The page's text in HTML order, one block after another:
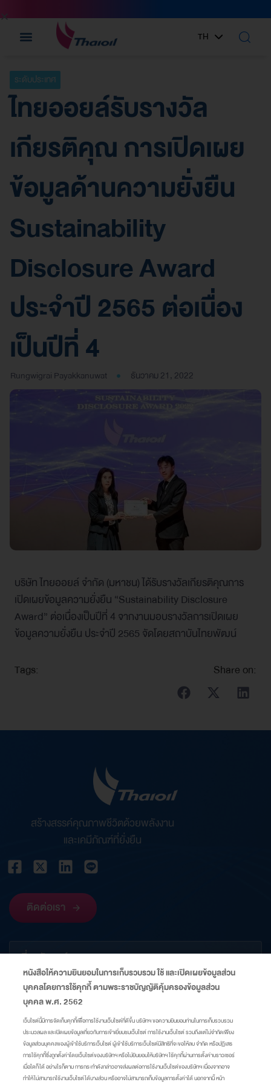
TH
EN
ระดับประเทศ
ไทยออยล์รับรางวัล
เกียรติคุณ การเปิดเผย
ข้อมูลด้านความยั่งยืน
Sustainability
Disclosure Award
ประจำปี 2565 ต่อเนื่อง
เป็นปีที่ 4
Rungwigrai Payakkanuwat ธันวาคม 21, 2022
บริษัท ไทยออยล์ จำกัด (มหาชน) ได้รับรางวัลเกียรติคุณการ
เปิดเผยข้อมูลความยั่งยืน “Sustainability Disclosure
Award” ต่อเนื่องเป็นปีที่ 4 จากงานมอบรางวัลการเปิดเผย
ข้อมูลความยั่งยืน ประจำปี 2565 จัดโดยสถาบันไทยพัฒน์
Tags: Share on:
สร้างสรรค์คุณภาพชีวิตด้วยพลังงาน
และเคมีภัณฑ์ที่ยั่งยืน
ติดต่อเรา
เกี่ยวกับองค์กร
ข้อมูลที่เกี่ยวข้อง
ลิงก์
แผนผังเว็บไซต์ศูนย์ความเป็นส่วนตัวนโยบายคุกกี้มาตรการแจ้งเตือน
หนังสือให้ความยินยอมในการเก็บรวบรวม ใช้ และเปิดเผยข้อมูลส่วน
บุคคลโดยการใช้คุกกี้ ตามพระราชบัญญัติคุ้มครองข้อมูลส่วน
บุคคล พ.ศ. 2562
เว็บไซต์นี้มีการจัดเก็บคุกกี้เพื่อการใช้งานเว็บไซต์ที่ดีขึ้น บริษัทฯ ขอความยินยอมท่านในการเก็บรวบรวม
ประมวลผล และเปิดเผยข้อมูลเกี่ยวกับการเข้าเยี่ยมชมเว็บไซต์ การใช้งานเว็บไซต์ รวมถึงแต่ไม่จำกัดเพียง
ข้อมูลส่วนบุคคลของผู้เข้าใช้บริการเว็บไซต์ ผู้เข้าใช้บริการเว็บไซต์มีสิทธิที่จะขอให้ลบ จำกัด หรือปฏิเสธ
การใช้คุกกี้ซึ่งถูกตั้งค่าโดยเว็บไซต์ของบริษัทฯ หรือไม่ยินยอมให้บริษัทฯ ใช้คุกกี้ผ่านการตั้งค่าบราวเซอร์
เมื่อใดก็ได้ อย่างไรก็ตาม การกระทำดังกล่าวอาจส่งผลต่อการใช้งานเว็บไซต์ของบริษัทฯ เนื่องจากอาจ
ทำให้ไม่สามารถใช้งานเว็บไซต์ได้บางส่วน หรืออาจไม่สามารถเก็บข้อมูลการตั้งค่าได้ นอกจากนี้ หน้า